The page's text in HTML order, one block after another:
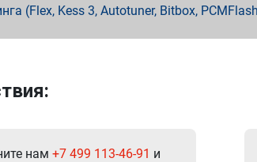
(Flex, Kess 3, Autotuner, Bitbox,
нам +7 499 113-46-91 и